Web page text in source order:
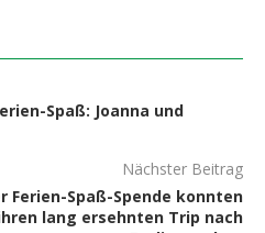
Spaß: Joanna und
Nächster Beitrag
Ferien-Spaß-Spende konnten
lang ersehnten Trip nach